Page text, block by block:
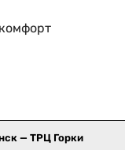
— ТРЦ Горки